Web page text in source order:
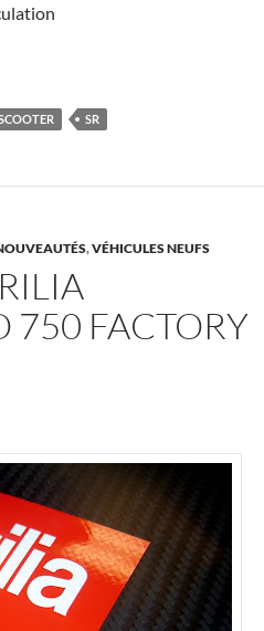
SR
,VÉHICULES NEUFS
750 FACTORY